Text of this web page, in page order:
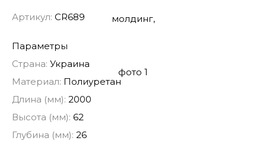
Артикул: CR689
Параметры
Страна: Украина
Материал: Полиуретан
Длина (мм): 2000
Высота (мм): 62
Глубина (мм): 26